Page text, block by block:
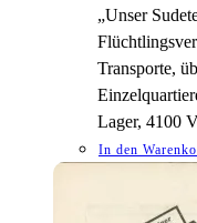
„Unser
Transporte,
Lager, 4100
In den